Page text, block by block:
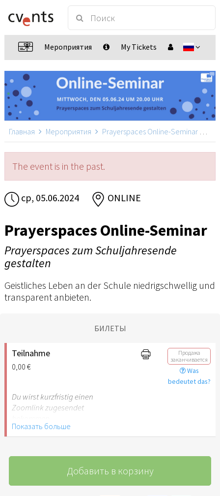
Мероприятия My Tickets
Главная Мероприятия Prayerspaces Online-Seminar
The event is in the past.
ср, 05.06.2024 ONLINE
Prayerspaces Online-Seminar
Prayerspaces zum Schuljahresende
gestalten
Geistliches Leben an der Schule niedrigschwellig und
transparent anbieten.
БИЛЕТЫ
Teilnahme
0,00 €
Продажа
заканчивается
Was
bedeutet das?
Du wirst kurzfristig einen
Zoomlink zugesendet
Показать больше
Добавить в корзину